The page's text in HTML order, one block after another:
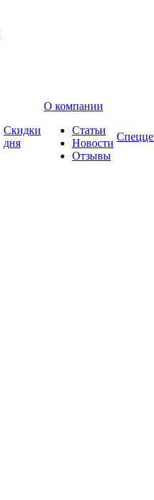
Скидки
дня
О компании
Статьи
Новости
Отзывы